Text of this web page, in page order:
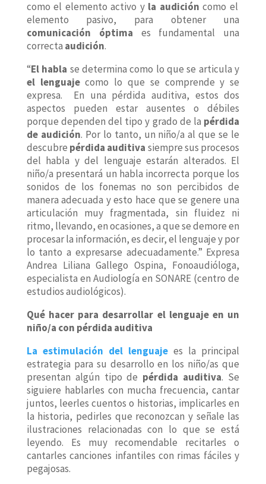
como el elemento activo y la audición como el
elemento pasivo, para obtener una
comunicación óptima es fundamental una
correcta audición.
“El habla se determina como lo que se articula y
el lenguajecomo lo que se comprende y se
expresa. En una pérdida auditiva, estos dos
aspectos pueden estar ausentes o débiles
porque dependen del tipo y grado de la pérdida
de audición. Por lo tanto, un niño/a al que se le
descubre pérdida auditiva siempre sus procesos
del habla y del lenguaje estarán alterados. El
niño/a presentará un habla incorrecta porque los
sonidos de los fonemas no son percibidos de
manera adecuada y esto hace que se genere una
articulación muy fragmentada, sin fluidez ni
ritmo, llevando, en ocasiones, a que se demore en
procesar la información, es decir, el lenguaje y por
lo tanto a expresarse adecuadamente.” Expresa
Andrea Liliana Gallego Ospina, Fonoaudióloga,
especialista en Audiología en SONARE (centro de
estudios audiológicos).
Qué hacer para desarrollar el lenguaje en un
niño/a con pérdida auditiva
La estimulación del lenguaje es la principal
estrategia para su desarrollo en los niño/as que
presentan algún tipo de pérdida auditiva. Se
siguiere hablarles con mucha frecuencia, cantar
juntos, leerles cuentos o historias, implicarles en
la historia, pedirles que reconozcan y señale las
ilustraciones relacionadas con lo que se está
leyendo. Es muy recomendable recitarles o
cantarles canciones infantiles con rimas fáciles y
pegajosas.